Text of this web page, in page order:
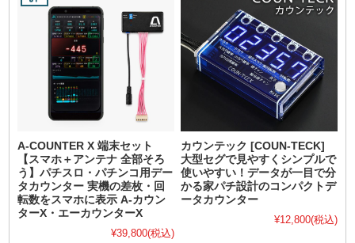
A-COUNTER X 端末セット
【スマホ＋アンテナ 全部そろ
う】パチスロ・パチンコ用デー
タカウンター 実機の差枚・回
転数をスマホに表示 A-カウン
ターX・エーカウンターX
¥39,800(税込)
カウンテック [COUN-TECK]
大型セグで見やすくシンプルで
使いやすい！データが一目で分
かる家パチ設計のコンパクトデ
ータカウンター
¥12,800(税込)